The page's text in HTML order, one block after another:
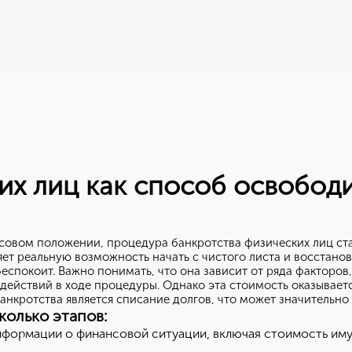
лиц как способ
положении, процедура банкротства физических лиц
реальную возможность начать с чистого листа и
Важно понимать, что она зависит от ряда
в ходе процедуры. Однако эта стоимость
является списание долгов, что может
этапов:
о финансовой ситуации, включая стоимость